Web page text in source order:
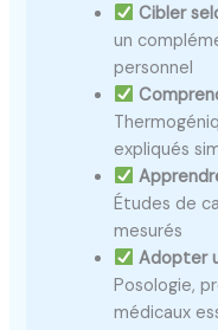
Cibler
un
personnel
expliqués
Études de
mesurés
Adopter
Posologie,
médicaux